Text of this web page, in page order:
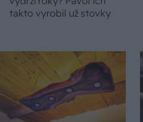
takto vyrobil už stovky